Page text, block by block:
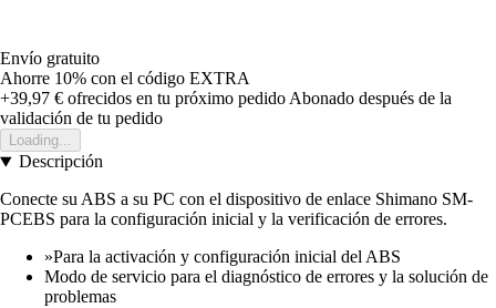
Envío gratuito
Ahorre 10% con el código EXTRA
+39,97 € ofrecidos en tu próximo pedidoAbonado después de la
validación de tu pedido
Loading...
Descripción
Conecte su ABS a su PC con el dispositivo de enlace Shimano SM-
PCEBS para la configuración inicial y la verificación de errores.
»Para la activación y configuración inicial del ABS
Modo de servicio para el diagnóstico de errores y la solución de
problemas